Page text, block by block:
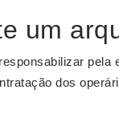
um
pela
dos